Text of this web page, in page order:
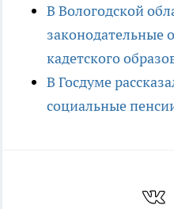
В Вологодской
законодательные
кадетского
В Госдуме
социальные